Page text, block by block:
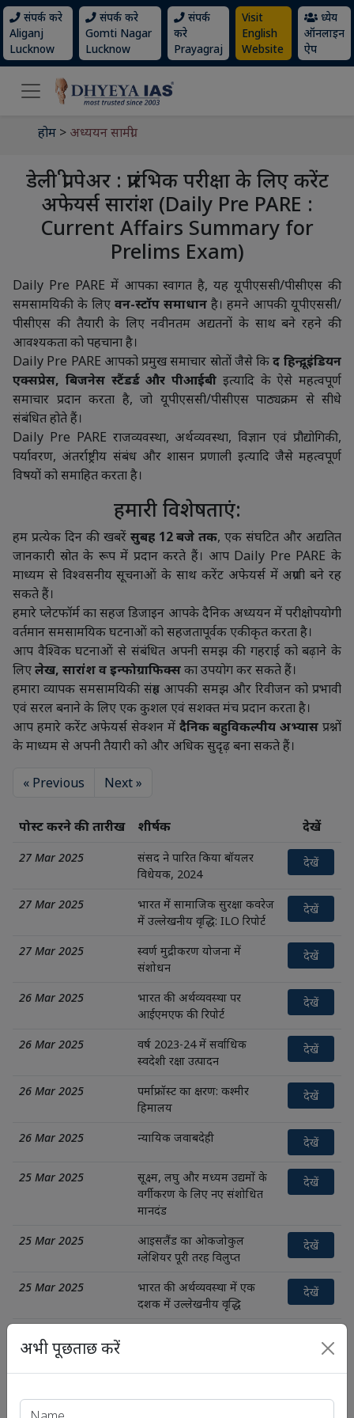
संपर्क करे
Aliganj
Lucknow
संपर्क करे
Gomti Nagar
Lucknow
संपर्क
करे
Prayagraj
Visit
English
Website
ध्येय
ऑनलाइन
ऐप
होम > अध्ययन सामग्री
डेली प्री पेअर : प्रारंभिक परीक्षा के लिए करेंट
अफेयर्स सारांश (Daily Pre PARE :
Current Affairs Summary for
Prelims Exam)
Daily Pre PARE में आपका स्वागत है, यह यूपीएससी/पीसीएस की
समसामयिकी के लिए वन-स्टॉप समाधान है। हमने आपकी यूपीएससी/
पीसीएस की तैयारी के लिए नवीनतम अद्यतनों के साथ बने रहने की
आवश्यकता को पहचाना है।
Daily Pre PARE आपको प्रमुख समाचार स्रोतों जैसे किद हिन्दू, इंडियन
एक्सप्रेस, बिजनेस स्टैंडर्ड और पीआईबी इत्यादि के ऐसे महत्वपूर्ण
समाचार प्रदान करता है, जो यूपीएससी/पीसीएस पाठ्यक्रम से सीधे
संबंधित होते हैं।
Daily Pre PARE राजव्यवस्था, अर्थव्यवस्था, विज्ञान एवं प्रौद्योगिकी,
पर्यावरण, अंतर्राष्ट्रीय संबंध और शासन प्रणाली इत्यादि जैसे महत्वपूर्ण
विषयों को समाहित करता है।
हमारी विशेषताएं:
हम प्रत्येक दिन की खबरें सुबह 12 बजे तक, एक संघटित और अद्यतित
जानकारी स्रोत के रूप में प्रदान करते हैं। आप Daily Pre PARE के
माध्यम से विश्वसनीय सूचनाओं के साथ करेंट अफेयर्स में अग्रणी बने रह
सकते हैं।
हमारे प्लेटफॉर्म का सहज डिजाइन आपके दैनिक अध्ययन में परीक्षोपयोगी
वर्तमान समसामयिक घटनाओं को सहजतापूर्वक एकीकृत करता है।
आप वैश्विक घटनाओं से संबंधित अपनी समझ की गहराई को बढ़ाने के
लिएलेख, सारांश व इन्फोग्राफिक्सका उपयोग कर सकते हैं।
हमारा व्यापक समसामयिकी संग्रह आपकी समझ और रिवीजन को प्रभावी
एवं सरल बनाने के लिए एक कुशल एवं सशक्त मंच प्रदान करता है।
आप हमारे करेंट अफेयर्स सेक्शन में दैनिक बहुविकल्पीय अभ्यास प्रश्नों
के माध्यम से अपनी तैयारी को और अधिक सुदृढ़ बना सकते हैं।
« Previous Next »
पोस्ट करने की तारीख शीर्षक देखें
27 Mar 2025
संसद ने पारित किया बॉयलर
विधेयक, 2024
देखें
27 Mar 2025
भारत में सामाजिक सुरक्षा कवरेज
में उल्लेखनीय वृद्धि: ILO रिपोर्ट
देखें
27 Mar 2025
स्वर्ण मुद्रीकरण योजना में
संशोधन
देखें
26 Mar 2025
भारत की अर्थव्यवस्था पर
आईएमएफ की रिपोर्ट
देखें
26 Mar 2025
वर्ष 2023-24 में सर्वाधिक
स्वदेशी रक्षा उत्पादन
देखें
26 Mar 2025
पर्माफ्रॉस्ट का क्षरण: कश्मीर
हिमालय
देखें
26 Mar 2025 न्यायिक जवाबदेही देखें
25 Mar 2025
सूक्ष्म, लघु और मध्यम उद्यमों के
वर्गीकरण के लिए नए संशोधित
मानदंड
देखें
25 Mar 2025
आइसलैंड का ओकजोकुल
ग्लेशियर पूरी तरह विलुप्त
देखें
25 Mar 2025
भारत की अर्थव्यवस्था में एक
दशक में उल्लेखनीय वृद्धि
देखें
भूमि पर सर्वोच्च न्यायालय का
अभी पूछताछ करें